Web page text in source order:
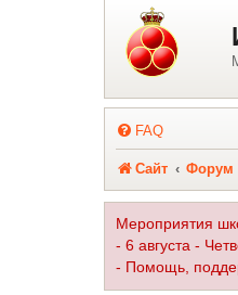
Регистрация
FAQ
Сайт Форум
Мероприятия
- 6 августа -
- Помощь,